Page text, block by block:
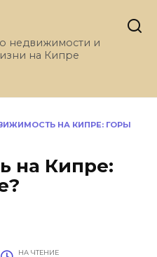
недвижимости и
на Кипре
НА КИПРЕ: ГОРЫ
на Кипре:
НА ЧТЕНИЕ